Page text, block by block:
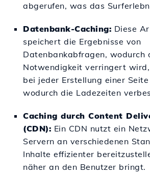
abgerufen, was das
Datenbank-Caching: Diese
speichert die Ergebnisse von
Datenbankabfragen, wodurch
Notwendigkeit verringert
bei jeder Erstellung einer
wodurch die Ladezeiten
Caching durch Content
(CDN): Ein CDN nutzt ein
Servern an verschiedenen
Inhalte effizienter
näher an den Benutzer bringt.